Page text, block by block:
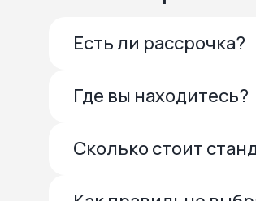
Есть ли рассрочка?
Где вы находитесь?
Сколько стоит